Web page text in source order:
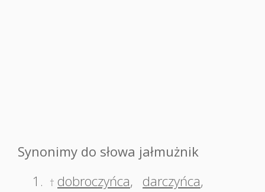
Synonimy do słowa jałmużnik
1.
† dobroczyńca, darczyńca,